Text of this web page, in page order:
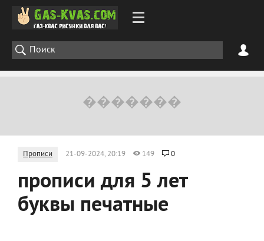
Прописи 21-09-2024, 20:19 149 0
прописи для 5 лет
буквы печатные